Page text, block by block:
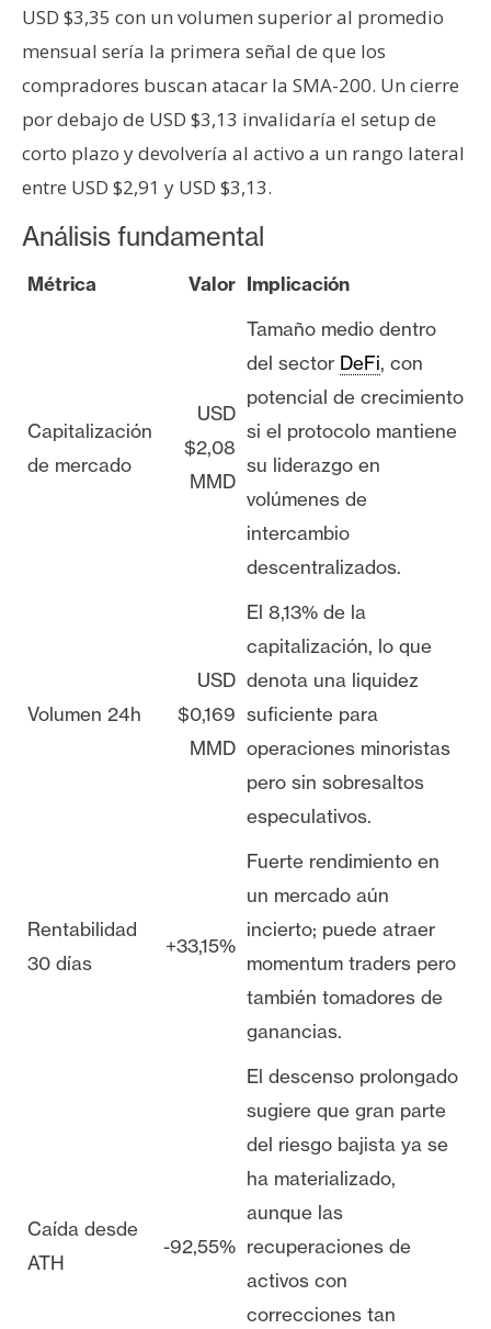
USD $3,35 con un volumen superior al promedio
mensual sería la primera señal de que los
compradores buscan atacar la SMA-200. Un cierre
por debajo de USD $3,13 invalidaría el setup de
corto plazo y devolvería al activo a un rango lateral
entre USD $2,91 y USD $3,13.
Análisis fundamental
Métrica Valor Implicación
Capitalización
de mercado
USD
$2,08
MMD
Tamaño medio dentro
del sector DeFi, con
potencial de crecimiento
si el protocolo mantiene
su liderazgo en
volúmenes de
intercambio
descentralizados.
Volumen 24h
USD
$0,169
MMD
El 8,13% de la
capitalización, lo que
denota una liquidez
suficiente para
operaciones minoristas
pero sin sobresaltos
especulativos.
Rentabilidad
30 días
+33,15%
Fuerte rendimiento en
un mercado aún
incierto; puede atraer
momentum traders pero
también tomadores de
ganancias.
Caída desde
ATH
-92,55%
El descenso prolongado
sugiere que gran parte
del riesgo bajista ya se
ha materializado,
aunque las
recuperaciones de
activos con
correcciones tan